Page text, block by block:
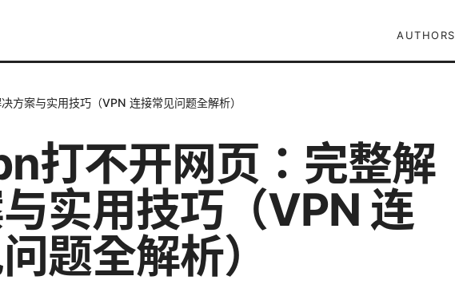
AUTHORS
方案与实用技巧（VPN 连接常见问题全解析）
打不开网页：完整解
实用技巧（VPN 连
题全解析）